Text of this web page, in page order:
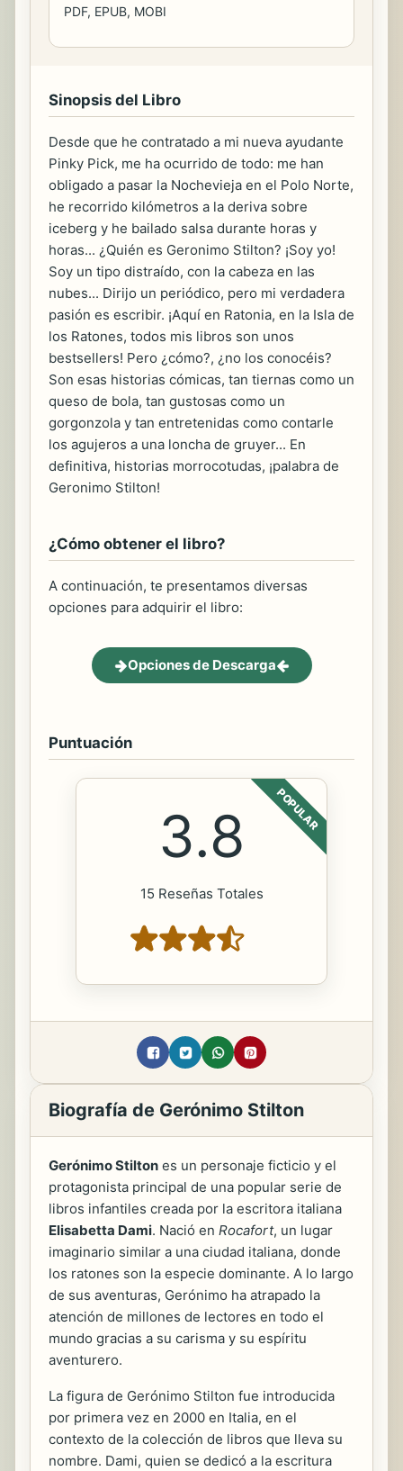
PDF, EPUB, MOBI
Sinopsis del Libro
Desde que he contratado a mi nueva ayudante
Pinky Pick, me ha ocurrido de todo: me han
obligado a pasar la Nochevieja en el Polo Norte,
he recorrido kilómetros a la deriva sobre
iceberg y he bailado salsa durante horas y
horas... ¿Quién es Geronimo Stilton? ¡Soy yo!
Soy un tipo distraído, con la cabeza en las
nubes... Dirijo un periódico, pero mi verdadera
pasión es escribir. ¡Aquí en Ratonia, en la Isla de
los Ratones, todos mis libros son unos
bestsellers! Pero ¿cómo?, ¿no los conocéis?
Son esas historias cómicas, tan tiernas como un
queso de bola, tan gustosas como un
gorgonzola y tan entretenidas como contarle
los agujeros a una loncha de gruyer... En
definitiva, historias morrocotudas, ¡palabra de
Geronimo Stilton!
¿Cómo obtener el libro?
A continuación, te presentamos diversas
opciones para adquirir el libro:
Opciones de Descarga
Puntuación
POPULAR
3.8
15 Reseñas Totales
Biografía de Gerónimo Stilton
Gerónimo Stilton es un personaje ficticio y el
protagonista principal de una popular serie de
libros infantiles creada por la escritora italiana
Elisabetta Dami. Nació en Rocafort, un lugar
imaginario similar a una ciudad italiana, donde
los ratones son la especie dominante. A lo largo
de sus aventuras, Gerónimo ha atrapado la
atención de millones de lectores en todo el
mundo gracias a su carisma y su espíritu
aventurero.
La figura de Gerónimo Stilton fue introducida
por primera vez en 2000 en Italia, en el
contexto de la colección de libros que lleva su
nombre. Dami, quien se dedicó a la escritura